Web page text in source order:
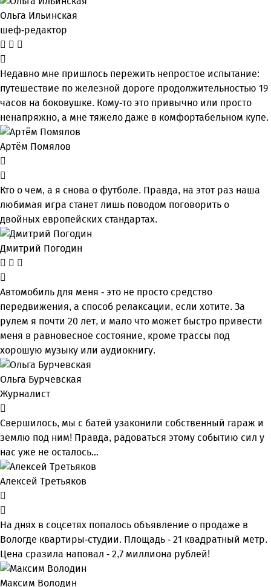
Ольга Ильинская
шеф-редактор
Недавно мне пришлось пережить непростое испытание:
путешествие по железной дороге продолжительностью 19
часов на боковушке. Кому-то это привычно или просто
ненапряжно, а мне тяжело даже в комфортабельном купе.
Артём Помялов
Кто о чем, а я снова о футболе. Правда, на этот раз наша
любимая игра станет лишь поводом поговорить о
двойных европейских стандартах.
Дмитрий Погодин
Автомобиль для меня - это не просто средство
передвижения, а способ релаксации, если хотите. За
рулем я почти 20 лет, и мало что может быстро привести
меня в равновесное состояние, кроме трассы под
хорошую музыку или аудиокнигу.
Ольга Бурчевская
Журналист
Свершилось, мы с батей узаконили собственный гараж и
землю под ним! Правда, радоваться этому событию сил у
нас уже не осталось…
Алексей Третьяков
На днях в соцсетях попалось объявление о продаже в
Вологде квартиры-студии. Площадь - 21 квадратный метр.
Цена сразила наповал - 2,7 миллиона рублей!
Максим Володин